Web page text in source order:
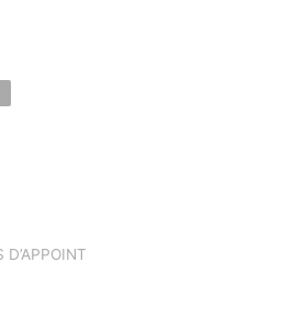
D’APPOINT